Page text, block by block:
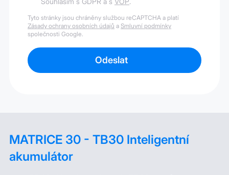
Tyto stránky jsou chráněny službou reCAPTCHA a platí
Zásady ochrany osobních údajů a Smluvní podmínky
společnosti Google.
Odeslat
MATRICE 30 - TB30 Inteligentní
akumulátor